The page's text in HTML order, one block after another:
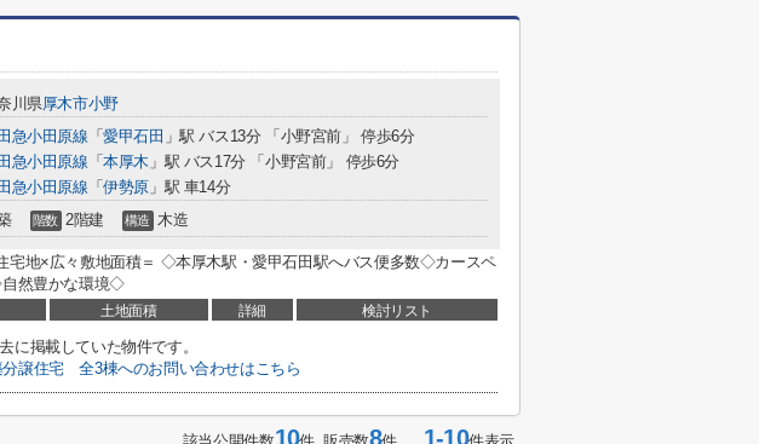
川県厚木市小野
急小田原線 「愛甲石田 」駅 バス13分 「小野宮前」 停歩6分
急小田原線 「本厚木 」駅 バス17分 「小野宮前」 停歩6分
急小田原線 「伊勢原 」駅 車14分
階数 2階建 構造 木造
宅地×広々敷地面積＝ ◇本厚木駅・愛甲石田駅へバス便多数◇カースペ
然豊かな環境◇
土地面積 詳細 検討リスト
に掲載していた物件です。
譲住宅 全3棟へのお問い合わせはこちら
10 8 1-10